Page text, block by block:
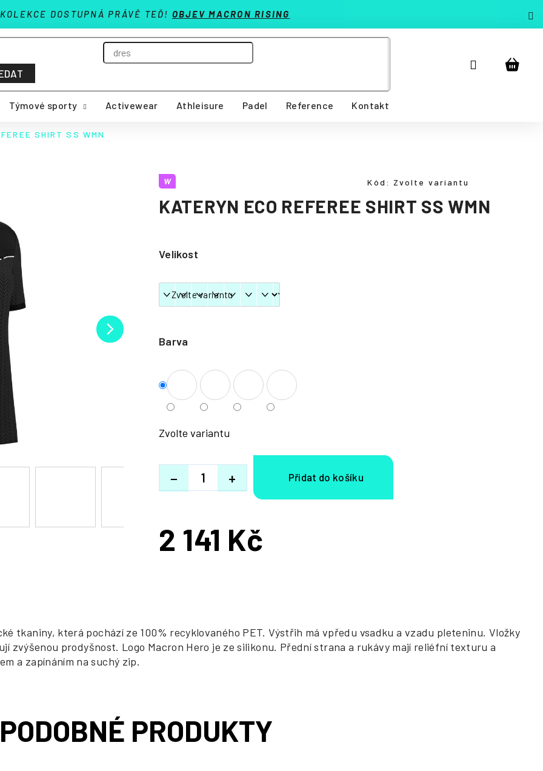
DOSTUPNÁ PRÁVĚ TEĎ! OBJEV MACRON RISING
Přihlášení
Týmové sporty Activewear Athleisure Padel Reference Kontakt
SHIRT SS WMN
KATERYN ECO REFEREE SHIRT SS WMN
Barva
Velikost
Zvolte variantu
+
−
W Kód: Zvolte variantu
2 141 Kč
Měrná
tkaniny, která pochází ze 100% recyklovaného PET. Výstřih má vpředu vsadku a vzadu pleteninu. Vložky
zvýšenou prodyšnost. Logo Macron Hero je ze silikonu. Přední strana a rukávy mají reliéfní texturu a
a zapínáním na suchý zip.